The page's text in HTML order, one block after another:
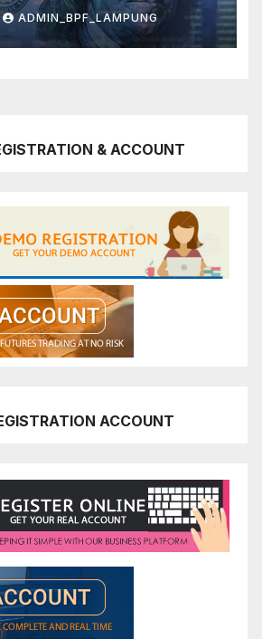
ADMIN_BPF_LAMPUNG
& ACCOUNT
ACCOUNT